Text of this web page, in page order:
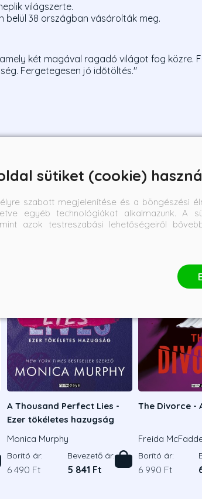
világszerte.
38 országban vásárolták meg.
két magával ragadó világot fog közre.
Fergetegesen jó időtöltés."
A Thousand Perfect Lies -
Ezer tökéletes hazugság
Monica Murphy
Borító ár:
6 490 Ft
Bevezető ár:
5 841 Ft
The Divorce -
Freida
Borító ár:
6 990 Ft
sütiket (cookie)
szabott megjelenítése és a böngészési
egyéb technológiákat alkalmazunk. A
azok testreszabási lehetőségeiről